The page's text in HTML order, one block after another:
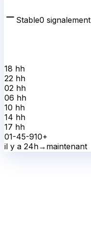
Stable0 signalement
18 hh
22 hh
02 hh
06 hh
10 hh
14 hh
17 hh
01-45-910+
il y a 24h→ maintenant